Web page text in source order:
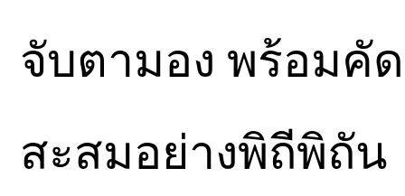
จับตามอง พร้อมคั
สะสมอย่างพิถีพิถัน